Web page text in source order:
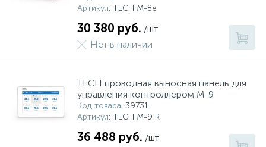
Артикул: TECH M-8e
30 380 руб. /шт
Нет в наличии
TECH проводная выносная панель для
управления контроллером M-9
Код товара: 39731
Артикул: TECH M-9 R
36 488 руб. /шт